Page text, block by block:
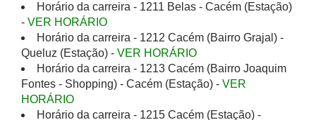
Horário da carreira - 1211 Belas - Cacém (Estação)
- VER HORÁRIO
Horário da carreira - 1212 Cacém (Bairro Grajal) -
Queluz (Estação) - VER HORÁRIO
Horário da carreira - 1213 Cacém (Bairro Joaquim
Fontes - Shopping) - Cacém (Estação) - VER
HORÁRIO
Horário da carreira - 1215 Cacém (Estação) -